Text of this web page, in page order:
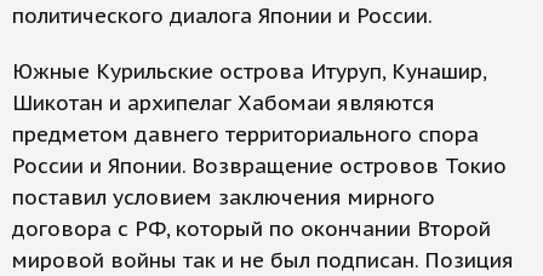
политического диалога Японии и России.
Южные Курильские острова Итуруп, Кунашир,
Шикотан и архипелаг Хабомаи являются
предметом давнего территориального спора
России и Японии. Возвращение островов Токио
поставил условием заключения мирного
договора с РФ, который по окончании Второй
мировой войны так и не был подписан. Позиция